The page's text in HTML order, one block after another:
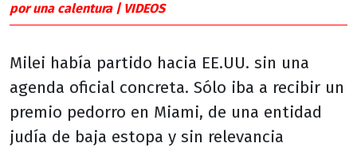
por una calentura | VIDEOS
Milei había partido hacia EE.UU. sin una
agenda oficial concreta. Sólo iba a recibir un
premio pedorro en Miami, de una entidad
judía de baja estopa y sin relevancia